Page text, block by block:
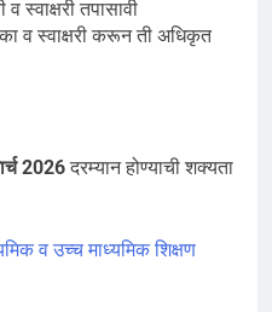
व स्वाक्षरी तपासावी
व स्वाक्षरी करून ती अधिकृत
2026दरम्यान होण्याची शक्यता
व उच्च माध्यमिक शिक्षण